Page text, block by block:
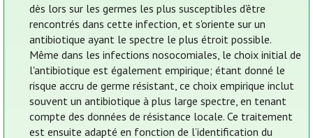
dès lors sur les germes les plus susceptibles d’être
rencontrés dans cette infection, et s'oriente sur un
antibiotique ayant le spectre le plus étroit possible.
Même dans les infections nosocomiales, le choix initial de
l'antibiotique est également empirique; étant donné le
risque accru de germe résistant, ce choix empirique inclut
souvent un antibiotique à plus large spectre, en tenant
compte des données de résistance locale. Ce traitement
est ensuite adapté en fonction de l’identification du